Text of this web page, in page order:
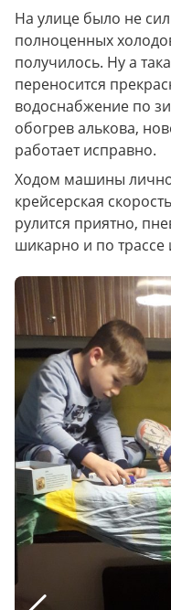
На улице было не
полноценных
получилось. Ну а
переносится
водоснабжение по
обогрев алькова,
работает исправно.
Ходом машины
крейсерская
рулится приятно,
шикарно и по
Незаметненько
одометре, и пошли
недельку будет
интересных